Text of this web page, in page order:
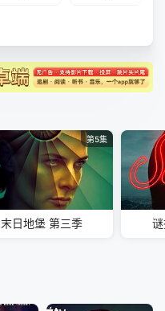
第5集
末日地堡 第三季